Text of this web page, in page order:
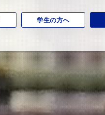
学生の方へ